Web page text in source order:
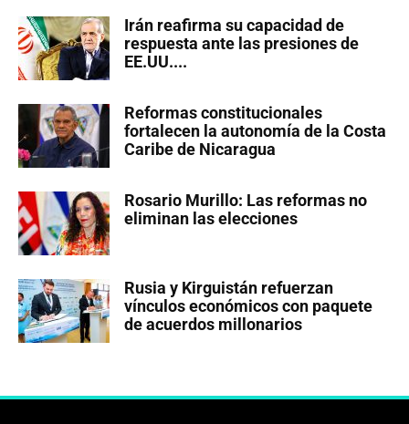
Irán reafirma su capacidad de
respuesta ante las presiones de
EE.UU....
Reformas constitucionales
fortalecen la autonomía de la Costa
Caribe de Nicaragua
Rosario Murillo: Las reformas no
eliminan las elecciones
Rusia y Kirguistán refuerzan
vínculos económicos con paquete
de acuerdos millonarios